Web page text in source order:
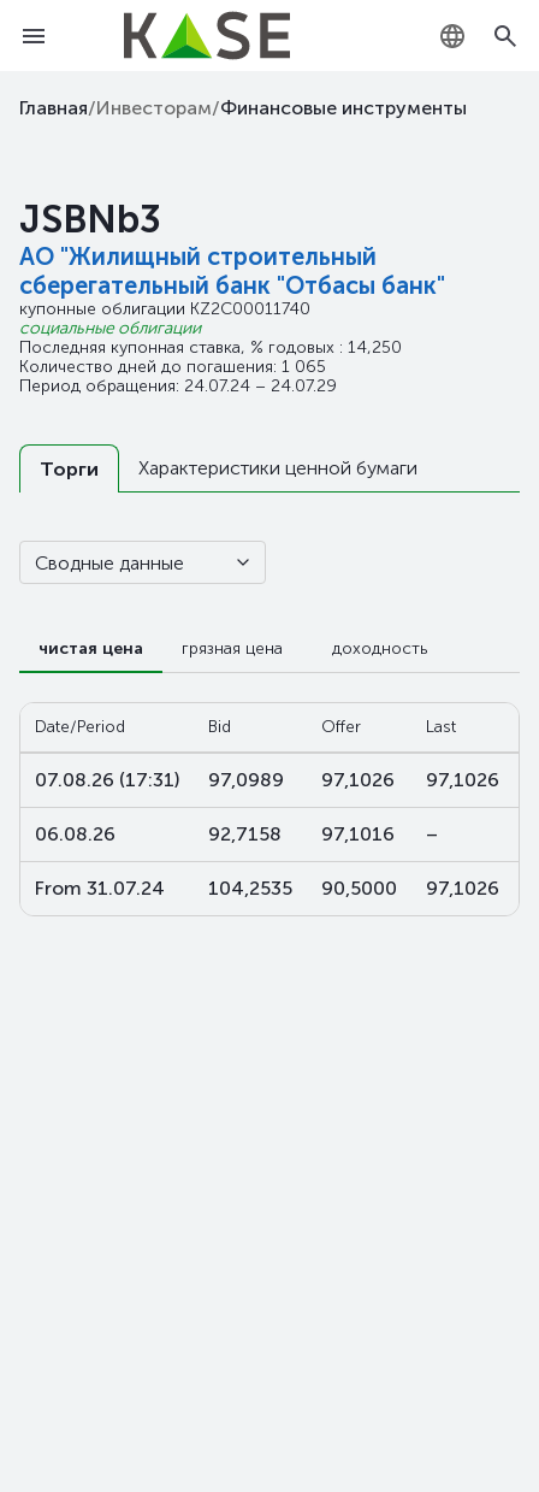
KZ
Главная/Инвесторам/Финансовые инструменты
JSBNb3
АО "Жилищный строительный
сберегательный банк "Отбасы банк"
купонные облигации KZ2C00011740
социальные облигации
Последняя купонная ставка, % годовых : 14,250
Количество дней до погашения: 1 065
Период обращения: 24.07.24 – 24.07.29
Торги Характеристики ценной бумаги
Сводные данные
чистая цена грязная цена доходность
Date/Period Bid Offer Last
07.08.26 (17:31) 97,0989 97,1026 97,1026
06.08.26 92,7158 97,1016 –
From 31.07.24 104,2535 90,5000 97,1026